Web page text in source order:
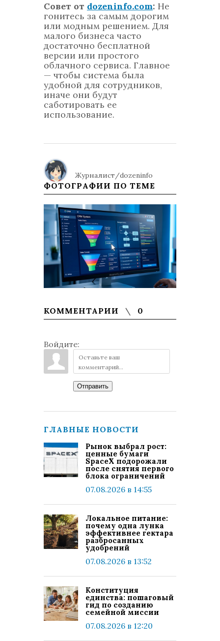
Совет от dozeninfo.com: Не
гонитесь за самым дорогим
или модным решением. Для
малого бизнеса часто
достаточно бесплатной
версии или простого
облачного сервиса. Главное
— чтобы система была
удобной для сотрудников,
иначе они будут
саботировать ее
использование.
Журналист/dozeninfo
ФОТОГРАФИИ ПО ТЕМЕ
КОММЕНТАРИИ 0
Войдите:
Отправить
ГЛАВНЫЕ НОВОСТИ
Рынок выбрал рост:
ценные бумаги
SpaceX подорожали
после снятия первого
блока ограничений
07.08.2026 в 14:55
Локальное питание:
почему одна лунка
эффективнее гектара
разбросанных
удобрений
07.08.2026 в 13:52
Конституция
единства: пошаговый
гид по созданию
семейной миссии
07.08.2026 в 12:20